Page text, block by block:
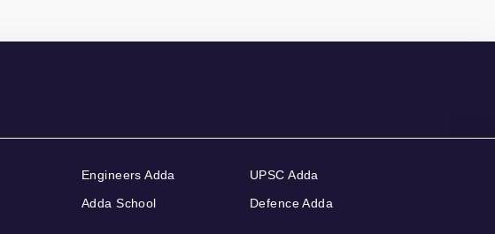
Engineers Adda
Adda School
UPSC Adda
Defence Adda